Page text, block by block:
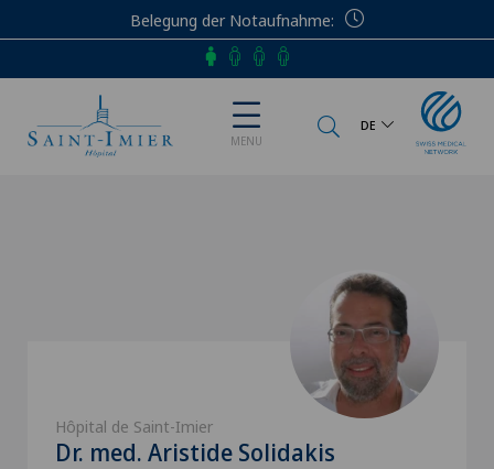
Belegung der Notaufnahme
Telefon
MENU
DE
Hôpital de Saint-Imier
Dr. med. Aristide Solidakis